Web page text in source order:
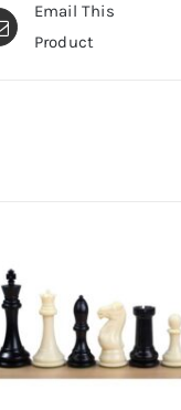
Email This
Product